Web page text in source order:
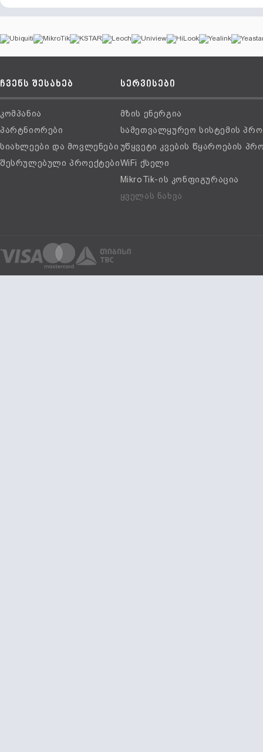
ჩვენს შესახებ
კომპანია
პარტნიორები
სიახლეები და მოვლენები
შესრულებული პროექტები
სერვისები
მზის ენერგია
სამეთვალყურეო სისტემის
უწყვეტი კვების წყაროების
WiFi ქსელი
MikroTik-ის კონფიგურაცია
ყველას ნახვა